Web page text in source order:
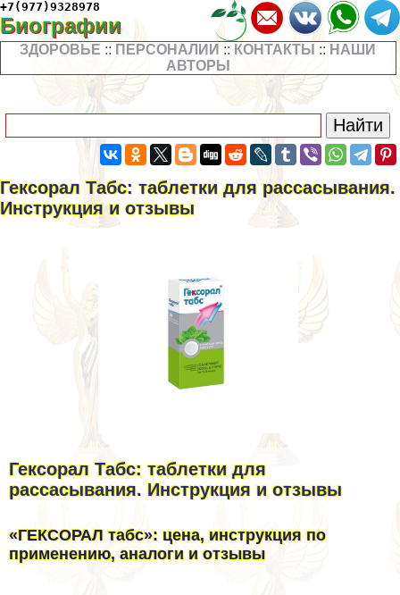
+7(977)9328978
Биографии
ЗДОРОВЬЕ :: ПЕРСОНАЛИИ :: КОНТАКТЫ :: НАШИ
АВТОРЫ
Гексорал Табс: таблетки для рассасывания.
Инструкция и отзывы
Гексорал Табс: таблетки для
рассасывания. Инструкция и отзывы
«ГЕКСОРАЛ табс»: цена, инструкция по
применению, аналоги и отзывы